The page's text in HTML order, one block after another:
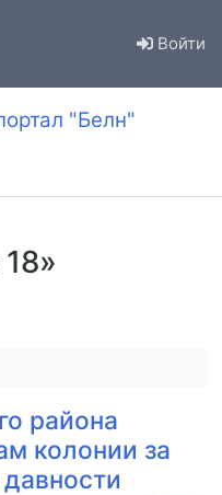
Войти
"Белн"
района
колонии за